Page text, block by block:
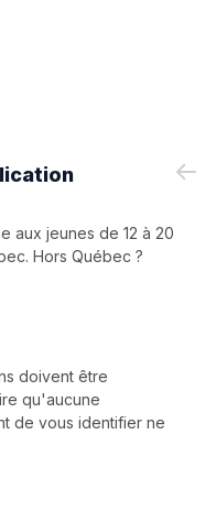
aux jeunes de 12 à 20
Hors Québec ?
doivent être
qu'aucune
de vous identifier ne